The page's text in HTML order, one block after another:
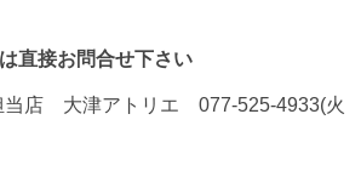
直接お問合せ下さい
当店 大津アトリエ 077-525-4933(火